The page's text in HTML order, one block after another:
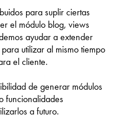
para suplir ciertas
el módulo blog, views
ayudar a extender
utilizar al mismo tiempo
el cliente.
de generar módulos
funcionalidades
a futuro.